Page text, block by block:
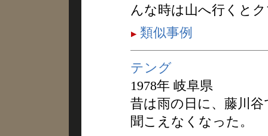
んな時は山へ行くと
類似事例
テング
1978年 岐阜県
昔は雨の日に、藤川
聞こえなくなった。